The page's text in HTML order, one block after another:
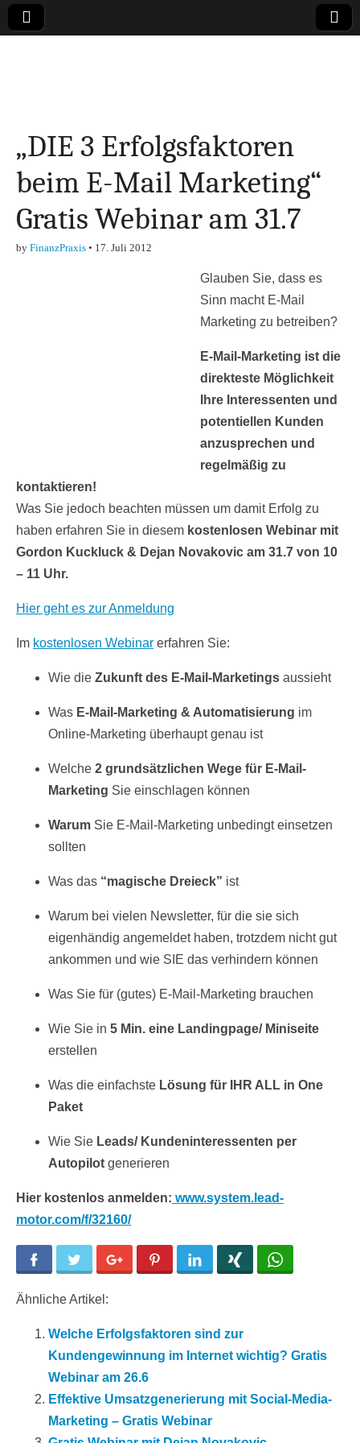
Finanzen,
Marketing-, Vertrieb-
& Investment-Tipps
„DIE 3 Erfolgsfaktoren
beim E-Mail Marketing“
Gratis Webinar am 31.7
by FinanzPraxis • 17. Juli 2012
Glauben Sie, dass es
Sinn macht E-Mail
Marketing zu betreiben?
E-Mail-Marketing ist die
direkteste Möglichkeit
Ihre Interessenten und
potentiellen Kunden
anzusprechen und
regelmäßig zu
kontaktieren!
Was Sie jedoch beachten müssen um damit Erfolg zu
haben erfahren Sie in diesem kostenlosen Webinar mit
Gordon Kuckluck & Dejan Novakovic am 31.7 von 10
– 11 Uhr.
Hier geht es zur Anmeldung
Im kostenlosen Webinar erfahren Sie:
Wie die Zukunft des E-Mail-Marketings aussieht
Was E-Mail-Marketing & Automatisierung im
Online-Marketing überhaupt genau ist
Welche 2 grundsätzlichen Wege für E-Mail-
Marketing Sie einschlagen können
Warum Sie E-Mail-Marketing unbedingt einsetzen
sollten
Was das “magische Dreieck” ist
Warum bei vielen Newsletter, für die sie sich
eigenhändig angemeldet haben, trotzdem nicht gut
ankommen und wie SIE das verhindern können
Was Sie für (gutes) E-Mail-Marketing brauchen
Wie Sie in 5 Min. eine Landingpage/ Miniseite
erstellen
Was die einfachste Lösung für IHR ALL in One
Paket
Wie Sie Leads/ Kundeninteressenten per
Autopilot generieren
Hier kostenlos anmelden: www.system.lead-
motor.com/f/32160/
Facebook Twitter Google+ Pinterest LinkedIn
Ähnliche Artikel:
Welche Erfolgsfaktoren sind zur
Kundengewinnung im Internet wichtig? Gratis
Webinar am 26.6
Effektive Umsatzgenerierung mit Social-Media-
Marketing – Gratis Webinar